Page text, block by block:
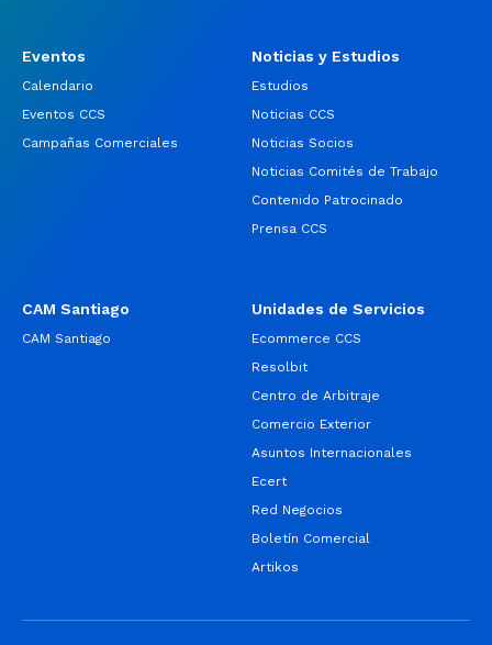
Eventos
Calendario
Eventos CCS
Campañas Comerciales
Noticias y Estudios
Estudios
Noticias CCS
Noticias Socios
Noticias Comités de Trabajo
Contenido Patrocinado
Prensa CCS
CAM Santiago
CAM Santiago
Unidades de Servicios
Ecommerce CCS
Resolbit
Centro de Arbitraje
Comercio Exterior
Asuntos Internacionales
Ecert
Red Negocios
Boletín Comercial
Artikos